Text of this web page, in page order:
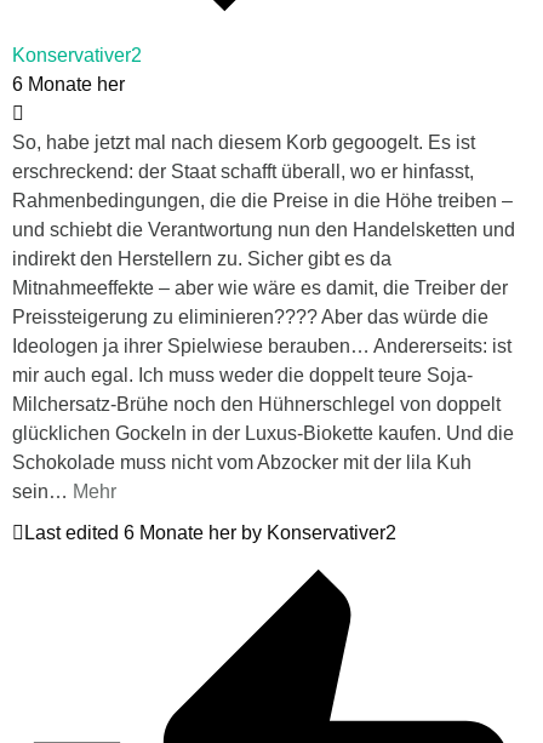
Konservativer2
6 Monate her
So, habe jetzt mal nach diesem Korb gegoogelt. Es ist
erschreckend: der Staat schafft überall, wo er hinfasst,
Rahmenbedingungen, die die Preise in die Höhe treiben –
und schiebt die Verantwortung nun den Handelsketten und
indirekt den Herstellern zu. Sicher gibt es da
Mitnahmeeffekte – aber wie wäre es damit, die Treiber der
Preissteigerung zu eliminieren???? Aber das würde die
Ideologen ja ihrer Spielwiese berauben… Andererseits: ist
mir auch egal. Ich muss weder die doppelt teure Soja-
Milchersatz-Brühe noch den Hühnerschlegel von doppelt
glücklichen Gockeln in der Luxus-Biokette kaufen. Und die
Schokolade muss nicht vom Abzocker mit der lila Kuh
sein… Mehr
Last edited 6 Monate her by Konservativer2